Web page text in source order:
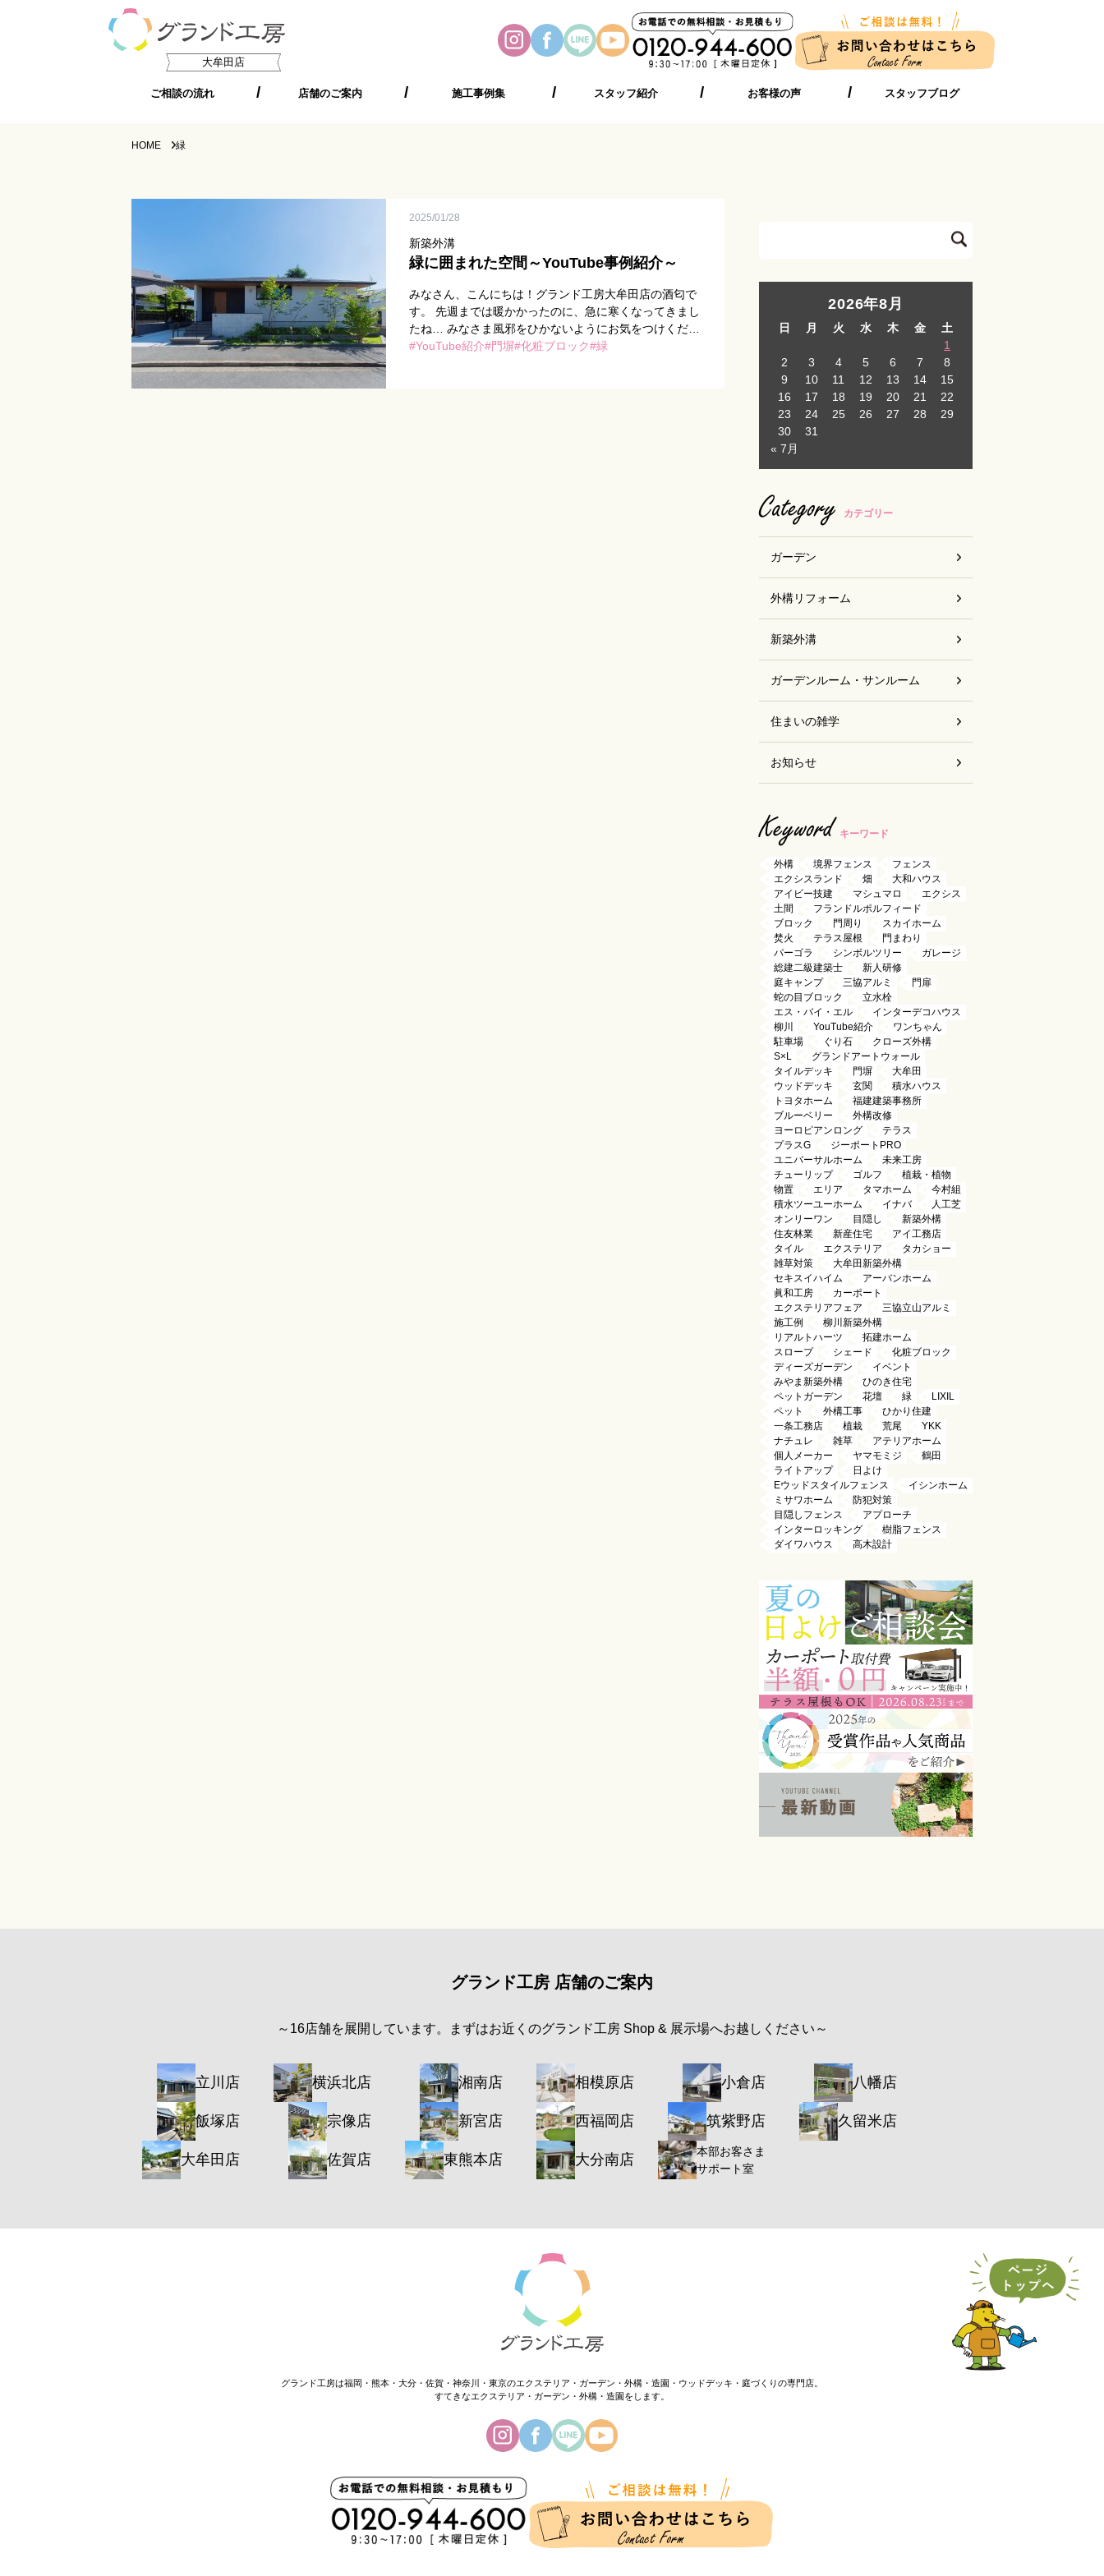
大牟田店
ご相談の流れ 店舗のご案内 施工事例集 スタッフ紹介 お客様の声 スタッフブログ
HOME 緑
2025/01/28
新築外溝
緑に囲まれた空間～YouTube事例紹介～
みなさん、こんにちは！グランド工房大牟田店の酒匂で
す。 先週までは暖かかったのに、急に寒くなってきまし
たね… みなさま風邪をひかないようにお気をつけくださ
い！ 本日はYouTubeに新しく投稿しました動画の […]
YouTube紹介 門塀 化粧ブロック 緑
2026年8月
日 月 火 水 木 金
土
1
2
3 4 5 6 7
8
9
10 11 12 13 14
15
16
17 18 19 20 21
22
23
24 25 26 27 28
29
30
31
« 7月
Category カテゴリー
ガーデン
外構リフォーム
新築外溝
ガーデンルーム・サンルーム
住まいの雑学
お知らせ
Keyword キーワード
外構 境界フェンス
フェンス
エクシスランド
畑
大和ハウス
アイビー技建
マシュマロ
エクシス
土間
フランドルポルフィード
ブロック
門周り
スカイホーム
焚火
テラス屋根
門まわり
パーゴラ
シンボルツリー
ガレージ
総建二級建築士
新人研修
庭キャンプ
三協アルミ
門扉
蛇の目ブロック
立水栓
エス・バイ・エル
インターデコハウス
柳川
YouTube紹介
ワンちゃん
駐車場
ぐり石
クローズ外構
S×L
グランドアートウォール
タイルデッキ
門塀
大牟田
ウッドデッキ
玄関
積水ハウス
トヨタホーム
福建建築事務所
ブルーベリー
外構改修
ヨーロピアンロング
テラス
プラスG
ジーポートPRO
ユニバーサルホーム
未来工房
チューリップ
ゴルフ
植栽・植物
物置
エリア タマホーム
今村組
積水ツーユーホーム
イナバ
人工芝
オンリーワン
目隠し
新築外構
住友林業
新産住宅
アイ工務店
タイル
エクステリア
タカショー
雑草対策
大牟田新築外構
セキスイハイム
アーバンホーム
眞和工房
カーポート
エクステリアフェア
三協立山アルミ
施工例
柳川新築外構
リアルトハーツ
拓建ホーム
スロープ
シェード
化粧ブロック
ディーズガーデン
イベント
みやま新築外構
ひのき住宅
ペットガーデン
花壇 緑
LIXIL
ペット
外構工事
ひかり住建
一条工務店
植栽 荒尾
YKK
ナチュレ
雑草
アテリアホーム
個人メーカー
ヤマモミジ
鶴田
ライトアップ
日よけ
Eウッドスタイルフェンス
イシンホーム
ミサワホーム
防犯対策
目隠しフェンス
アプローチ
インターロッキング
樹脂フェンス
ダイワハウス
高木設計
グランド工房 店舗のご案内
～16店舗を展開しています。まずはお近くのグランド工房 Shop & 展示場へお越しください～
立川店 横浜北店 湘南店 相模原店 小倉店 八幡店
飯塚店 宗像店 新宮店 西福岡店 筑紫野店 久留米店
大牟田店 佐賀店 東熊本店 大分南店
本部お客さま
サポート室
グランド工房は福岡・熊本・大分・佐賀・神奈川・東京のエクステリア・ガーデン・外構・造園・ウッドデッキ・庭づくりの専門店。
すてきなエクステリア・ガーデン・外構・造園をします。